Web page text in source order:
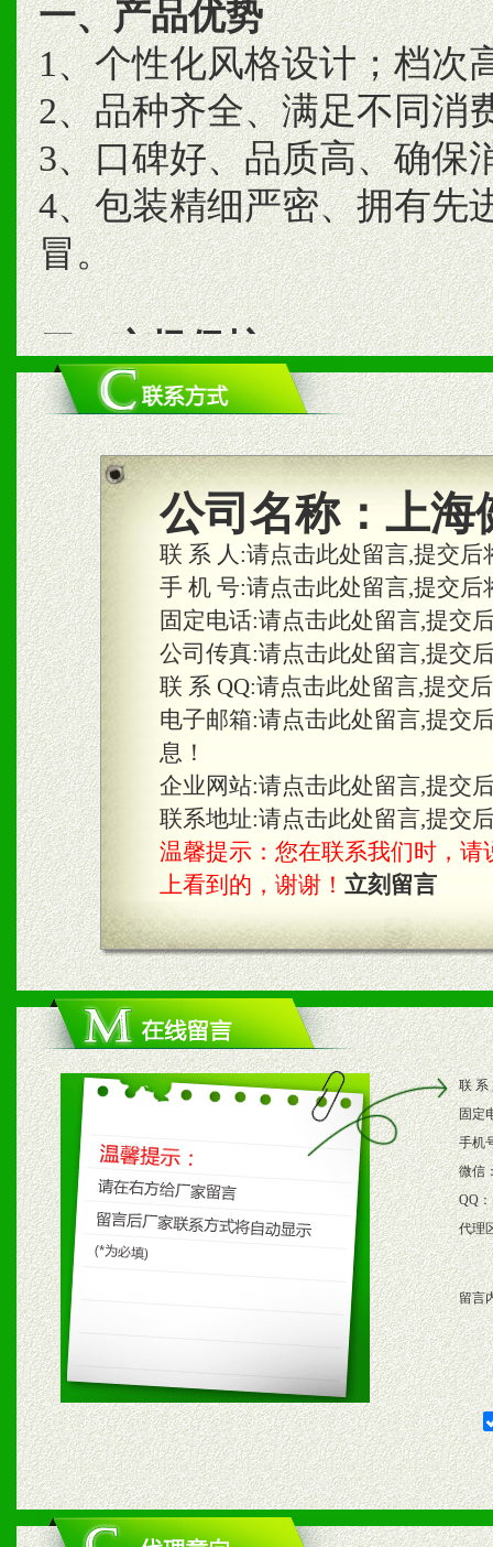
一、产品优势
1、个性化风格设计；档次
2、品种齐全、满足不同消
3、口碑好、品质高、确保
4、包装精细严密、拥有先
冒。
二、市场保护
1、统一市场价格；建立全
商利润。
2、区域独家经营；建立区
合作关系。
三、物料及媒体
1、免费提供体验及宣传彩
2、不定期在各大知名网站
知名度和影响力。
3、根据地方实际情况提供
具。
四、市场操作及支持
1、根据区域市场协助制定
2、根据具体情况公司给予
3、根据市场需要，派驻区
保产品顺利销售。
4、根据市场情况公司给予
购支持。
五、退换货制度
1、给予前期市场操作一定
2、对于临期，滞销品给予
六、服务优势
公司名称： 上海
联 系 人:请点击此处留言,提交
手 机 号:请点击此处留言,提交
固定电话:请点击此处留言,提交
公司传真:请点击此处留言,提交
联 系 QQ:请点击此处留言,提交
电子邮箱:请点击此处留言,提交
息！
企业网站:请点击此处留言,提交
联系地址:请点击此处留言,提交
温馨提示：您在联系我们时，请
上看到的，谢谢！ 立刻留言
联 系
固定
手机
微信
QQ：
代理
留言